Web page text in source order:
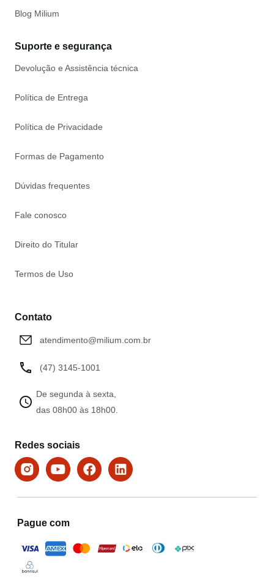
Blog Milium
Suporte e segurança
Devolução e Assistência técnica
Política de Entrega
Política de Privacidade
Formas de Pagamento
Dúvidas frequentes
Fale conosco
Direito do Titular
Termos de Uso
Contato
atendimento@milium.com.br
(47) 3145-1001
De segunda à sexta,
das 08h00 às 18h00.
Redes sociais
Pague com